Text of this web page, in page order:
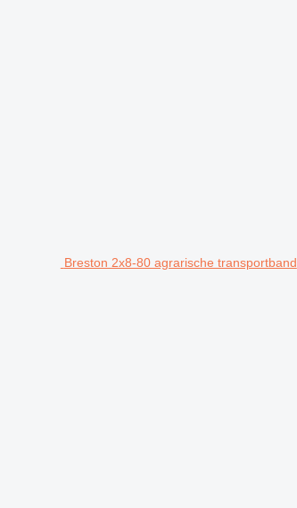
Breston 2x8-80 agrarische transportband